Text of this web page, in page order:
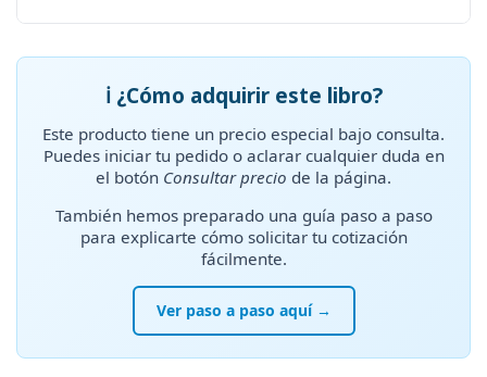
ℹ️ ¿Cómo adquirir este libro?
Este producto tiene un precio especial bajo consulta.
Puedes iniciar tu pedido o aclarar cualquier duda en
el botón Consultar precio de la página.
También hemos preparado una guía paso a paso
para explicarte cómo solicitar tu cotización
fácilmente.
Ver paso a paso aquí →